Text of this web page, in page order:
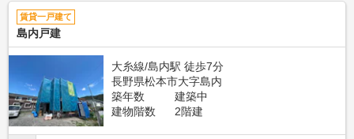
賃貸一戸建て
島内戸建
大糸線/島内駅 徒歩7分
長野県松本市大字島内
築年数
建築中
建物階数
2階建